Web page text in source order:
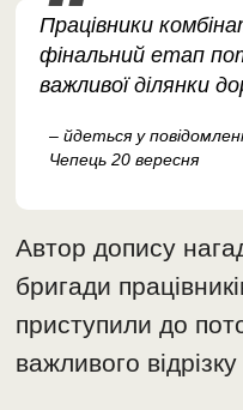
Працівники
фінальний етап
важливої ділянки
– йдеться у
Чепець 20 вересня
Автор допису
бригади
приступили до
важливого